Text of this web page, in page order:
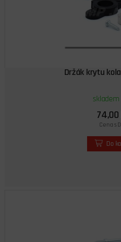
Držák krytu
skladem
74,00
Cena s
Do